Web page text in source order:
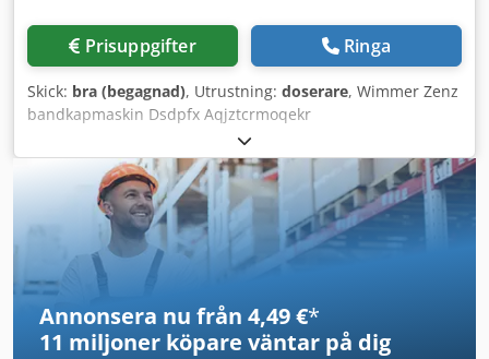
Prisuppgifter Ringa
Skick: bra (begagnad), Utrustning: doserare, Wimmer Zenz
bandkapmaskin Dsdpfx Aqjztcrmoqekr
Annonsera nu från 4,49 €*
11 miljoner köpare väntar på dig